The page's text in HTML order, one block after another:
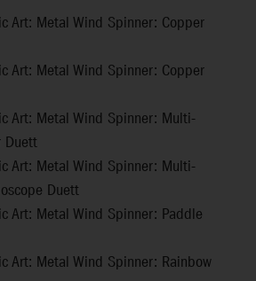
Art: Metal Wind Spinner: Copper
Art: Metal Wind Spinner: Copper
Art: Metal Wind Spinner: Multi-
Duett
Art: Metal Wind Spinner: Multi-
Duett
Art: Metal Wind Spinner: Paddle
Art: Metal Wind Spinner: Rainbow